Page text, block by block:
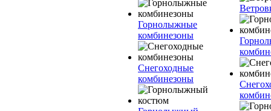
Горнолыжные
комбинезоны
Снегоходные
комбинезоны